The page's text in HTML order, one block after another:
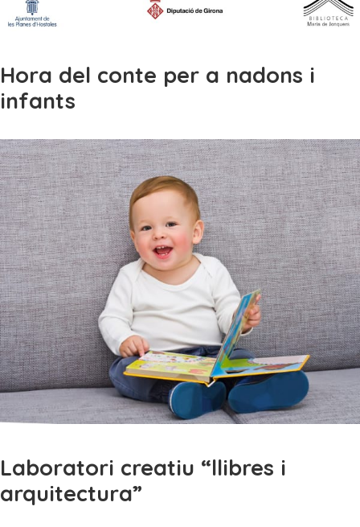
Hora del conte per a nadons i
infants
Laboratori creatiu “llibres i
arquitectura”